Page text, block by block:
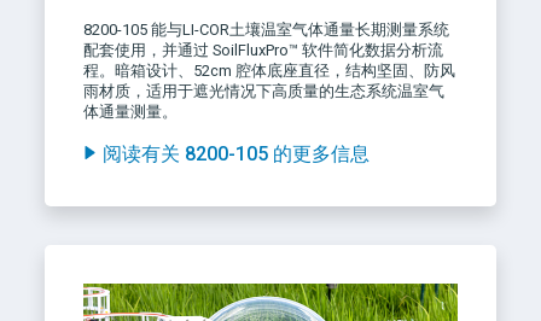
8200-105 能与LI-COR土壤温室气体通量长期测量系统
配套使用，并通过 SoilFluxPro™ 软件简化数据分析流
程。暗箱设计、52cm 腔体底座直径，结构坚固、防风
雨材质，适用于遮光情况下高质量的生态系统温室气
体通量测量。
阅读有关 8200-105 的更多信息